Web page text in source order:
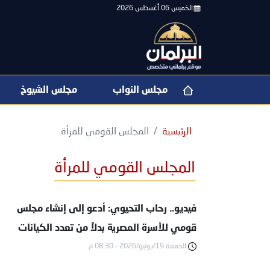
الخميس 06 أغسطس 2026
مجلس النواب مجلس الشيوخ
الرئيسية المجلس القومي للمرأة
المجلس القومي للمرأة
فيديو.. رحاب التحيوي: أدعو إلى إنشاء مجلس
قومي للأسرة المصرية بدلاً من تعدد الكيانات
المعنية بشؤون الأسرة
الجمعة 19/يونيو/2026 - 08:30 م